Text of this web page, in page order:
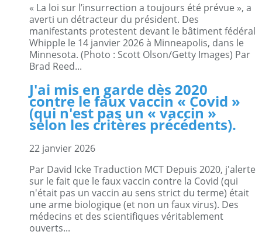
« La loi sur l’insurrection a toujours été prévue », a
averti un détracteur du président. Des
manifestants protestent devant le bâtiment fédéral
Whipple le 14 janvier 2026 à Minneapolis, dans le
Minnesota. (Photo : Scott Olson/Getty Images) Par
Brad Reed...
J'ai mis en garde dès 2020
contre le faux vaccin « Covid »
(qui n'est pas un « vaccin »
selon les critères précédents).
22 janvier 2026
Par David Icke Traduction MCT Depuis 2020, j'alerte
sur le fait que le faux vaccin contre la Covid (qui
n'était pas un vaccin au sens strict du terme) était
une arme biologique (et non un faux virus). Des
médecins et des scientifiques véritablement
ouverts...